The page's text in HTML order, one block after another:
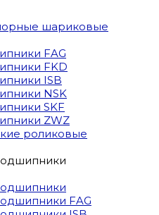
шариковые
FAG
FKD
ISB
NSK
SKF
ZWZ
роликовые
FAG